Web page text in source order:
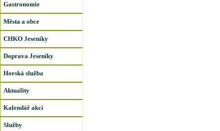
Gastronomie
Města a obce
CHKO Jeseníky
Doprava Jeseníky
Horská služba
Aktuality
Kalendář akcí
Služby